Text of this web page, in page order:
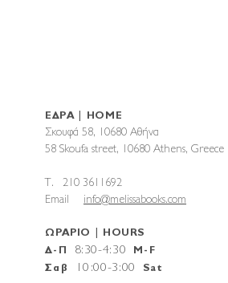
ΕΔΡΑ | HOME
Σκουφά 58, 10680 Αθήνα
58 Skoufa street, 10680 Athens, Greece
T. 210 3611692
Email info@melissabooks.com
ΩΡΑΡΙΟ | HOURS
Δ-Π
8:30-4:30 M-F
Σαβ
10 :00-3:00 Sat